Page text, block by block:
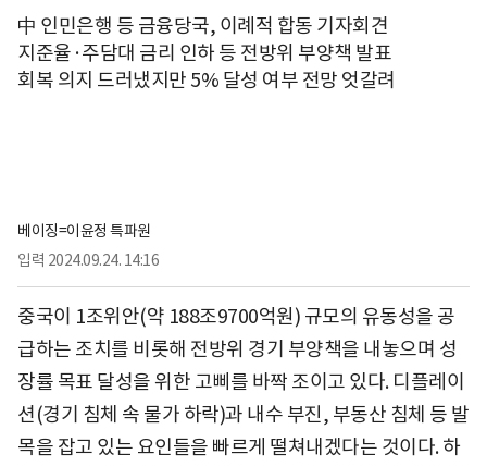
中 인민은행 등 금융당국, 이례적 합동 기자회견
지준율·주담대 금리 인하 등 전방위 부양책 발표
회복 의지 드러냈지만 5% 달성 여부 전망 엇갈려
베이징=이윤정 특파원
입력 2024.09.24. 14:16
중국이 1조위안(약 188조9700억원) 규모의 유동성을 공
급하는 조치를 비롯해 전방위 경기 부양책을 내놓으며 성
장률 목표 달성을 위한 고삐를 바짝 조이고 있다. 디플레이
션(경기 침체 속 물가 하락)과 내수 부진, 부동산 침체 등 발
목을 잡고 있는 요인들을 빠르게 떨쳐내겠다는 것이다. 하